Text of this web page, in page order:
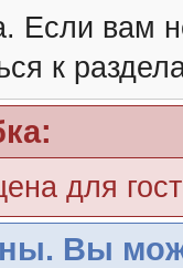
Если вам
к
для
Вы